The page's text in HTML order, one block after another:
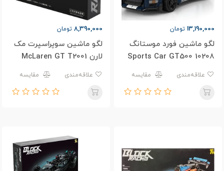
13,190,000 تومان
لگو ماشین فورد موستانگ
Sports Car GT500 10208
مقایسه
8,390,000 تومان
لگو ماشین سوپراسپرت مک
لارن McLaren GT T2001
مقایسه